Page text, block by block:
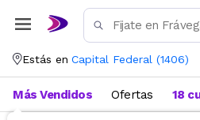
Estás en Capital Federal (1406)
Más Vendidos Ofertas 18